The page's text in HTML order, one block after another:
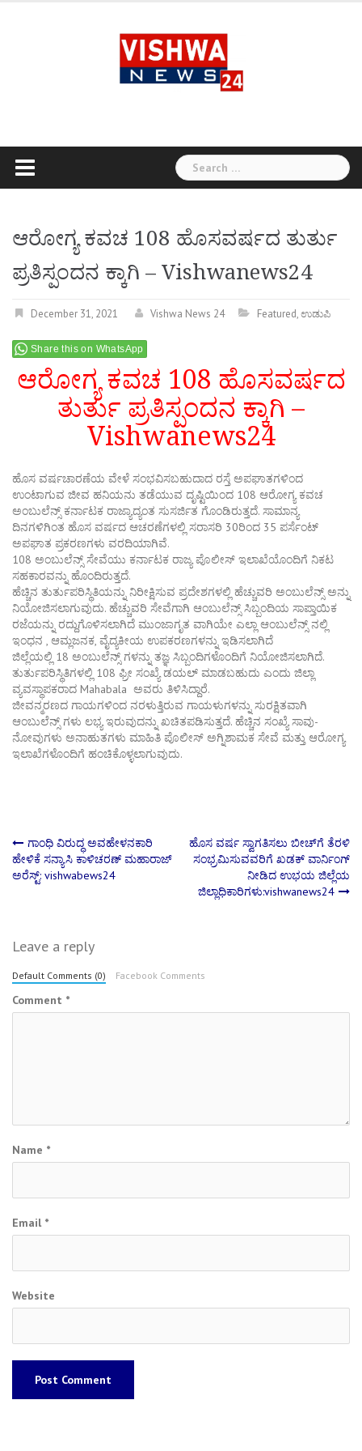
Search
for:
ಆರೋಗ್ಯ ಕವಚ 108 ಹೊಸವರ್ಷದ ತುರ್ತು
ಪ್ರತಿಸ್ಪಂದನ ಕ್ಕಾಗಿ – Vishwanews24
December 31, 2021 Vishwa News 24 Featured,ಉಡುಪಿ
Share this on WhatsApp
ಆರೋಗ್ಯ ಕವಚ 108 ಹೊಸವರ್ಷದ
ತುರ್ತು ಪ್ರತಿಸ್ಪಂದನ ಕ್ಕಾಗಿ –
Vishwanews24
ಹೊಸ ವರ್ಷಚಾರಣೆಯ ವೇಳೆ ಸಂಭವಿಸಬಹುದಾದ ರಸ್ತೆ ಅಪಘಾತಗಳಿಂದ
ಉಂಟಾಗುವ ಜೀವ ಹನಿಯನು ತಡೆಯುವ ದೃಷ್ಟಿಯಿಂದ 108 ಆರೋಗ್ಯ ಕವಚ
ಅಂಬುಲೆನ್ಸ್ ಕರ್ನಾಟಕ ರಾಜ್ಯಾದ್ಯಂತ ಸುಸರ್ಜಿತ ಗೊಂಡಿರುತ್ತದೆ. ಸಾಮಾನ್ಯ
ದಿನಗಳಿಗಿಂತ ಹೊಸ ವರ್ಷದ ಆಚರಣೆಗಳಲ್ಲಿ ಸರಾಸರಿ 30ರಿಂದ 35 ಪರ್ಸೆಂಟ್
ಅಪಘಾತ ಪ್ರಕರಣಗಳು ವರದಿಯಾಗಿವೆ.
108 ಅಂಬುಲೆನ್ಸ್ ಸೇವೆಯು ಕರ್ನಾಟಕ ರಾಜ್ಯ ಪೊಲೀಸ್ ಇಲಾಖೆಯೊಂದಿಗೆ ನಿಕಟ
ಸಹಕಾರವನ್ನು ಹೊಂದಿರುತ್ತದೆ.
ಹೆಚ್ಚಿನ ತುರ್ತುಪರಿಸ್ಥಿತಿಯನ್ನು ನಿರೀಕ್ಷಿಸುವ ಪ್ರದೇಶಗಳಲ್ಲಿ ಹೆಚ್ಚುವರಿ ಅಂಬುಲೆನ್ಸ್ ಅನ್ನು
ನಿಯೋಜಿಸಲಾಗುವುದು. ಹೆಚ್ಚುವರಿ ಸೇವೆಗಾಗಿ ಆಂಬುಲೆನ್ಸ್ ಸಿಬ್ಬಂದಿಯ ಸಾಪ್ತಾಯಿಕ
ರಜೆಯನ್ನು ರದ್ದುಗೊಳಿಸಲಾಗಿದೆ ಮುಂಜಾಗೃತ ವಾಗಿಯೇ ಎಲ್ಲಾ ಆಂಬುಲೆನ್ಸ್ ನಲ್ಲಿ
ಇಂಧನ , ಆಮ್ಲಜನಕ, ವೈದ್ಯಕೀಯ ಉಪಕರಣಗಳನ್ನು ಇಡಿಸಲಾಗಿದೆ
ಜಿಲ್ಲೆಯಲ್ಲಿ 18 ಅಂಬುಲೆನ್ಸ್ ಗಳನ್ನು ತಜ್ಞ ಸಿಬ್ಬಂದಿಗಳೊಂದಿಗೆ ನಿಯೋಜಿಸಲಾಗಿದೆ.
ತುರ್ತುಪರಿಸ್ಥಿತಿಗಳಲ್ಲಿ 108 ಫ್ರೀ ಸಂಖ್ಯೆ ಡಯಲ್ ಮಾಡಬಹುದು ಎಂದು ಜಿಲ್ಲಾ
ವ್ಯವಸ್ಥಾಪಕರಾದ Mahabala ಅವರು ತಿಳಿಸಿದ್ದಾರೆ.
ಜೀವನ್ಮರಣದ ಗಾಯಗಳಿಂದ ನರಳುತ್ತಿರುವ ಗಾಯಳುಗಳನ್ನು ಸುರಕ್ಷಿತವಾಗಿ
ಆಂಬುಲೆನ್ಸ್ ಗಳು ಲಭ್ಯ ಇರುವುದನ್ನು ಖಚಿತಪಡಿಸುತ್ತದೆ. ಹೆಚ್ಚಿನ ಸಂಖ್ಯೆ ಸಾವು-
ನೋವುಗಳು ಅನಾಹುತಗಳು ಮಾಹಿತಿ ಪೊಲೀಸ್ ಅಗ್ನಿಶಾಮಕ ಸೇವೆ ಮತ್ತು ಆರೋಗ್ಯ
ಇಲಾಖೆಗಳೊಂದಿಗೆ ಹಂಚಿಕೊಳ್ಳಲಾಗುವುದು.
Post
navigation
ಗಾಂಧಿ ವಿರುದ್ಧ ಅವಹೇಳನಕಾರಿ
ಹೇಳಿಕೆ ಸನ್ಯಾಸಿ ಕಾಳಿಚರಣ್ ಮಹಾರಾಜ್
ಅರೆಸ್ಟ್: vishwabews24
ಹೊಸ ವರ್ಷ ಸ್ವಾಗತಿಸಲು ಬೀಚ್‌ಗೆ ತೆರಳಿ
ಸಂಭ್ರಮಿಸುವವರಿಗೆ ಖಡಕ್ ವಾರ್ನಿಂಗ್
ನೀಡಿದ ಉಭಯ ಜಿಲ್ಲೆಯ
ಜಿಲ್ಲಾಧಿಕಾರಿಗಳು:vishwanews24
Leave a reply
Default Comments (0) Facebook Comments
Comment *
Name *
Email *
Website